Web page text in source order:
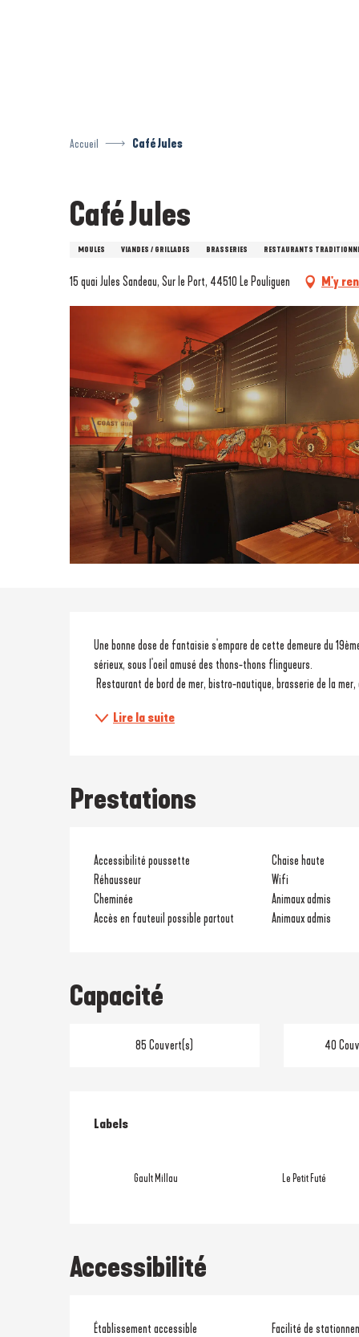
Accueil Café Jules
Café Jules
MOULES VIANDES / GRILLADES BRASSERIES RESTAURANTS
15 quai Jules Sandeau, Sur le Port, 44510 Le Pouliguen M'y
Description
Une bonne dose de fantaisie s'empare de cette demeure du
sérieux, sous l'oeil amusé des thons-thons flingueurs.
Restaurant de bord de mer, bistro-nautique, brasserie de la
Lire la suite
Prestations
Accessibilité poussette Chaise haute
Réhausseur
Wifi
Cheminée
Animaux admis
Accès en fauteuil possible partout
Animaux admis
Capacité
85 Couvert(s) 40
Offres de
Labels
Labels
Gault Millau Le Petit Futé
Accessibilité
Établissement accessible Facilité de